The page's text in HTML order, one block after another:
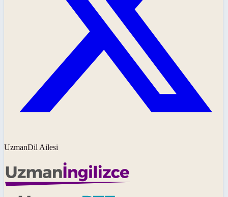
UzmanDil Ailesi